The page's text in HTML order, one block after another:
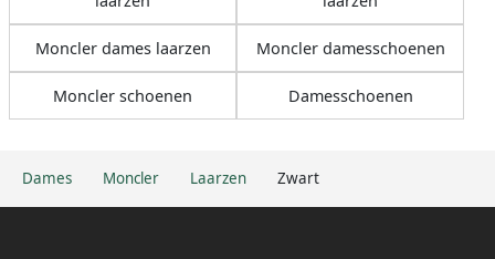
Dames Moncler Laarzen Zwart
Moncler dames laarzen Moncler damesschoenen
Moncler schoenen Damesschoenen